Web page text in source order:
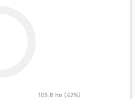
105.8 ha (42%)